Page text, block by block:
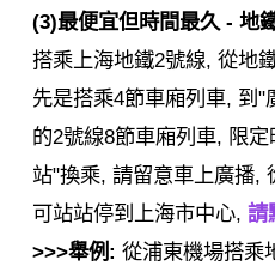
(3)最便宜但時間最久 - 地
搭乘上海地鐵2號線, 從地
先是搭乘4節車廂列車, 到"
的2號線8節車廂列車, 限
站"換乘, 請留意車上廣播,
可站站停到上海市中心, 請
>>>舉例: 從浦東機場搭乘